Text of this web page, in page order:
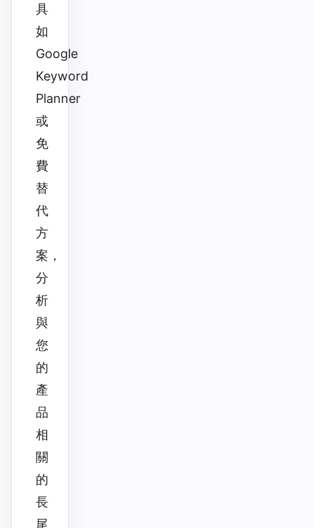
具
如
Google
Keyword
Planner
或
免
費
替
代
方
案，
分
析
與
您
的
產
品
相
關
的
長
尾